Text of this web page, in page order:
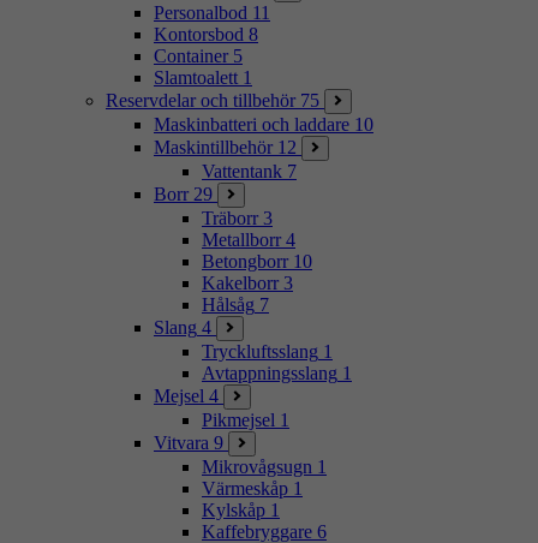
Personalbod 11
Kontorsbod 8
Container 5
Slamtoalett 1
Reservdelar och tillbehör 75
Maskinbatteri och laddare 10
Maskintillbehör 12
Vattentank 7
Borr 29
Träborr 3
Metallborr 4
Betongborr 10
Kakelborr 3
Hålsåg 7
Slang 4
Tryckluftsslang 1
Avtappningsslang 1
Mejsel 4
Pikmejsel 1
Vitvara 9
Mikrovågsugn 1
Värmeskåp 1
Kylskåp 1
Kaffebryggare 6